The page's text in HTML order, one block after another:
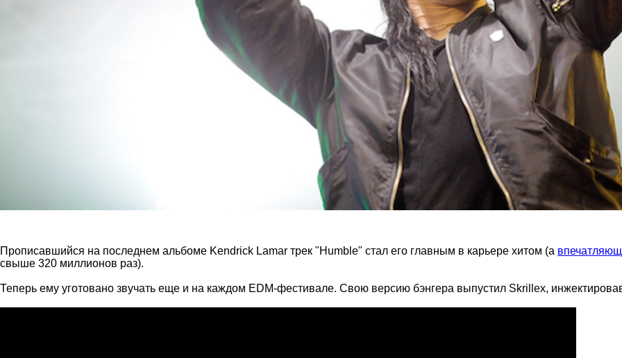
Прописавшийся на последнем альбоме Kendrick Lamar трек "Humble" стал его главным в карьере хитом (а
свыше 320 миллионов раз).
Теперь ему уготовано звучать еще и на каждом EDM-фестивале. Свою версию бэнгера выпустил Skrillex,